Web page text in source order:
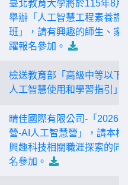
臺北教育大學將於115年8月
舉辦「人工智慧工程素養證
班」，請有興趣的師生、家
躍報名參加。
檢送教育部「高級中等以下
人工智慧使用和學習指引」
晴佳國際有限公司-「2026
營-AI人工智慧營」，請本校
興趣科技相關職涯探索的同
名參加。